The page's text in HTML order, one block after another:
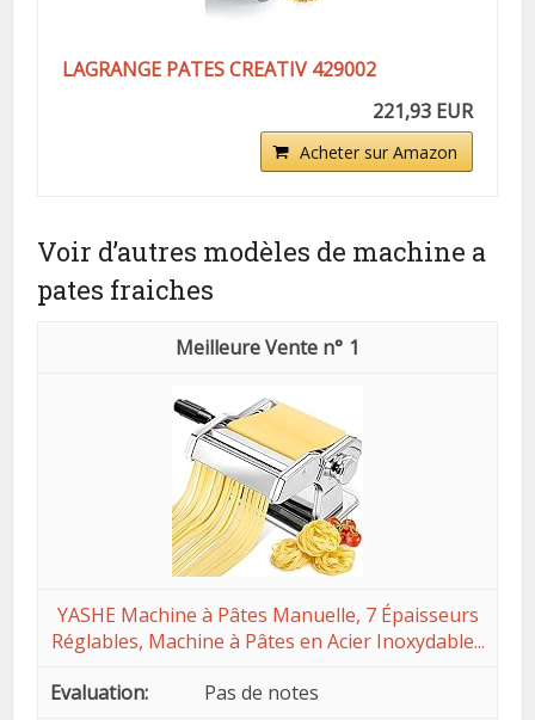
LAGRANGE PATES CREATIV 429002
221,93 EUR
Acheter sur Amazon
Voir d’autres modèles de machine a
pates fraiches
1
YASHE Machine à Pâtes Manuelle, 7 Épaisseurs
Réglables, Machine à Pâtes en Acier Inoxydable...
Pas de notes